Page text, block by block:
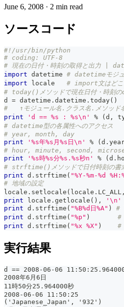
June 6, 2008 · 2 min read
ソースコード
#!/usr/bin/python
# coding: UTF-8
# 現在の日付・時刻の取得と出力 |
import datetime # datetimeモジュ
import locale # import文はどこ
# today()メソッドで現在日付・時刻
d = datetime . datetime . today( )
#   ↑モジュール名.クラス名.メソッド
print
'd == %s : %s\n' % ( d ,
# datetime型の各属性へのアクセス
# year, month, day
print
'%s年%s月%s日\n' % ( d .
# hour, minute, second,
print
'%s時%s分%s.%s秒n' % ( d .
# strftime()メソッドで日付時刻の書
print d . strftime ( "%Y-%m-%d
# 地域の設定
locale . setlocale ( locale . LC_ALL ,
print locale . getlocale ( ) ,
'\n'
print d . strftime ( "%B%d日%A" )
#
print d . strftime ( "%p" )
#
print d . strftime ( "%x %X" ) #
実行結果
d == 2008-06-06
2008年6月6日
11時50分25.964000秒
2008-06-06 11:50:25
('Japanese_Japan', '932')